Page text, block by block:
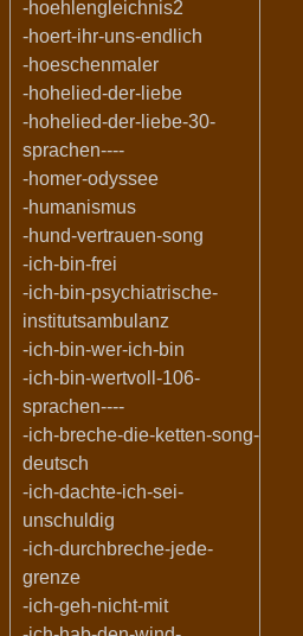
-hoehlengleichnis2
-hoert-ihr-uns-endlich
-hoeschenmaler
-hohelied-der-liebe
-hohelied-der-liebe-30-
sprachen----
-homer-odyssee
-humanismus
-hund-vertrauen-song
-ich-bin-frei
-ich-bin-psychiatrische-
institutsambulanz
-ich-bin-wer-ich-bin
-ich-bin-wertvoll-106-
sprachen----
-ich-breche-die-ketten-song-
deutsch
-ich-dachte-ich-sei-
unschuldig
-ich-durchbreche-jede-
grenze
-ich-geh-nicht-mit